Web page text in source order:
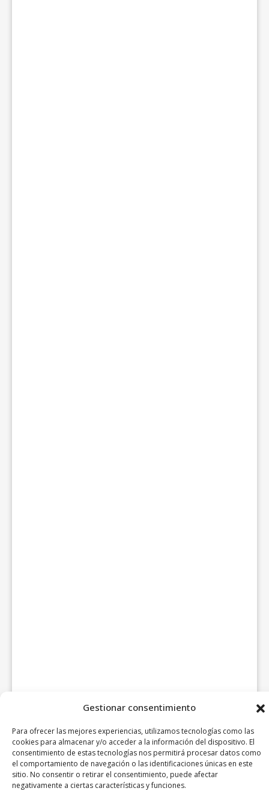
Gestionar consentimiento
Para ofrecer las mejores experiencias, utilizamos tecnologías como las
cookies para almacenar y/o acceder a la información del dispositivo. El
consentimiento de estas tecnologías nos permitirá procesar datos como
el comportamiento de navegación o las identificaciones únicas en este
sitio. No consentir o retirar el consentimiento, puede afectar
negativamente a ciertas características y funciones.